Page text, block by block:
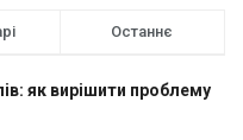
Останнє
як вирішити проблему